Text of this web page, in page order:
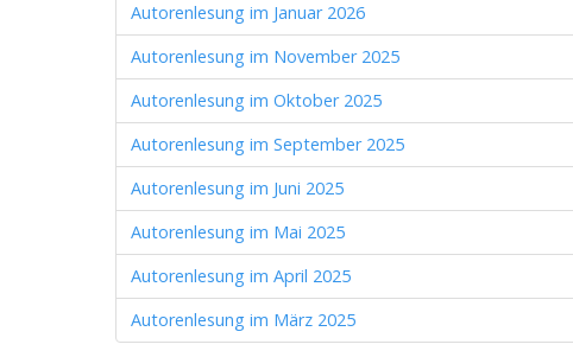
Autorenlesung im Januar 2026
Autorenlesung im November 2025
Autorenlesung im Oktober 2025
Autorenlesung im September 2025
Autorenlesung im Juni 2025
Autorenlesung im Mai 2025
Autorenlesung im April 2025
Autorenlesung im März 2025